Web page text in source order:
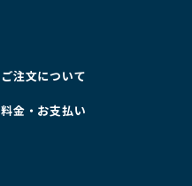
ご注文について
料金・お支払い